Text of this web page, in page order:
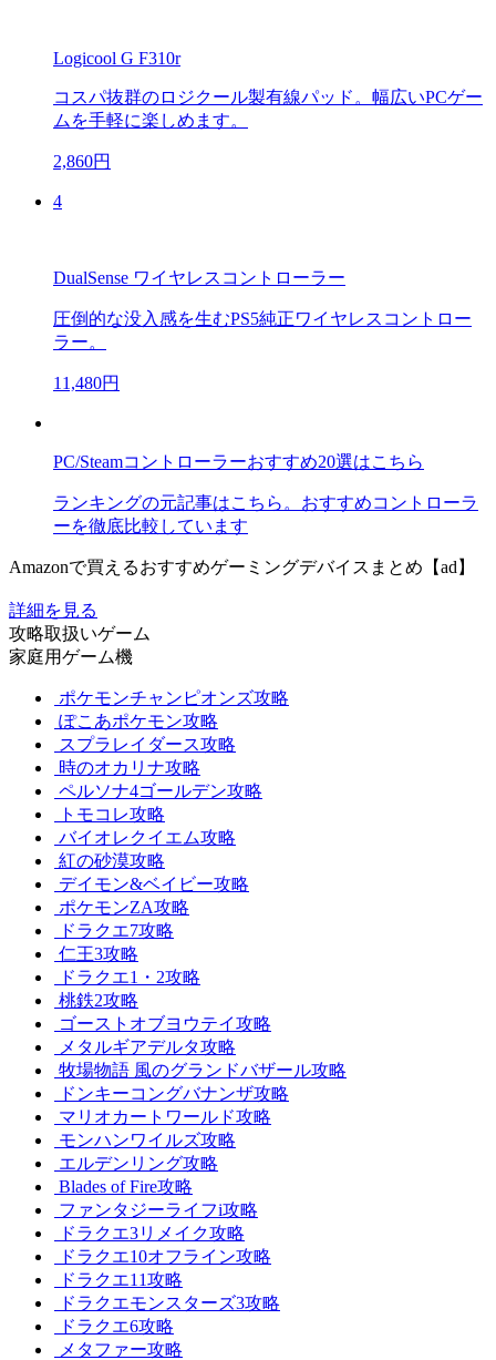
Logicool G F310r
コスパ抜群のロジクール製有線パッド。幅広いPCゲー
ムを手軽に楽しめます。
2,860円
4
DualSense ワイヤレスコントローラー
圧倒的な没入感を生むPS5純正ワイヤレスコントロー
ラー。
11,480円
PC/Steamコントローラーおすすめ20選はこちら
ランキングの元記事はこちら。おすすめコントローラ
ーを徹底比較しています
Amazonで買えるおすすめゲーミングデバイスまとめ【ad】
詳細を見る
攻略取扱いゲーム
家庭用ゲーム機
ポケモンチャンピオンズ攻略
ぽこあポケモン攻略
スプラレイダース攻略
時のオカリナ攻略
ペルソナ4ゴールデン攻略
トモコレ攻略
バイオレクイエム攻略
紅の砂漠攻略
デイモン&ベイビー攻略
ポケモンZA攻略
ドラクエ7攻略
仁王3攻略
ドラクエ1・2攻略
桃鉄2攻略
ゴーストオブヨウテイ攻略
メタルギアデルタ攻略
牧場物語 風のグランドバザール攻略
ドンキーコングバナンザ攻略
マリオカートワールド攻略
モンハンワイルズ攻略
エルデンリング攻略
Blades of Fire攻略
ファンタジーライフi攻略
ドラクエ3リメイク攻略
ドラクエ10オフライン攻略
ドラクエ11攻略
ドラクエモンスターズ3攻略
ドラクエ6攻略
メタファー攻略